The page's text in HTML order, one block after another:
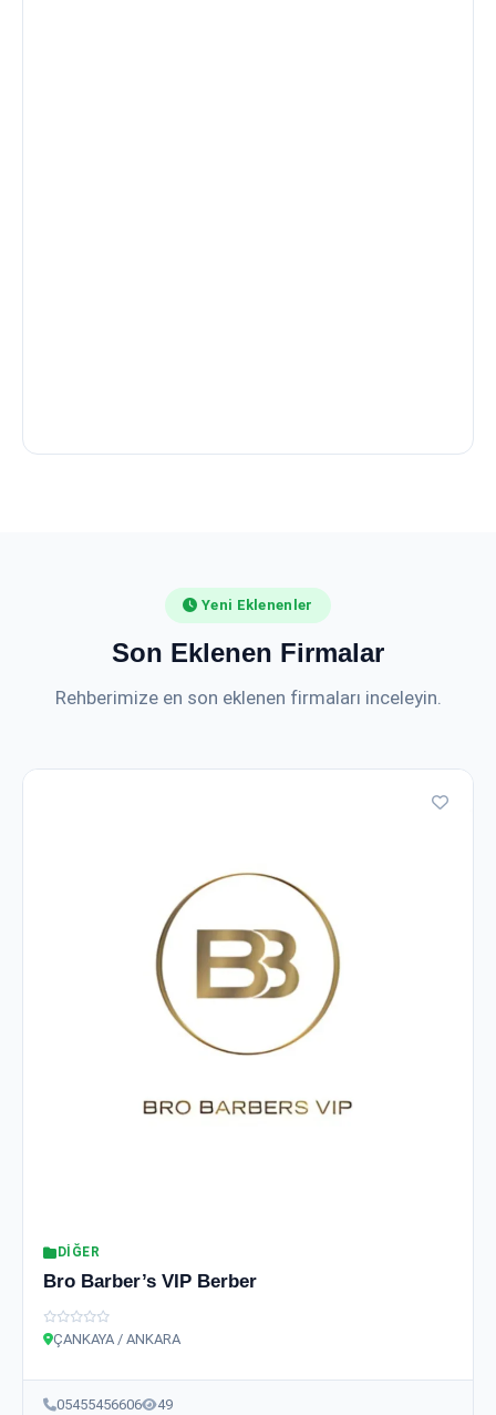
Yeni Eklenenler
Son Eklenen Firmalar
Rehberimize en son eklenen firmaları inceleyin.
DIĞER
Bro Barber’s VIP Berber
ÇANKAYA / ANKARA
05455456606 49